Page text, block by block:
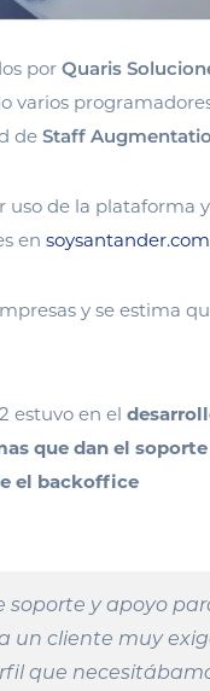
por Quaris
varios
de Staff
uso de la plataforma
en
y se estima
estuvo en el
que dan el
el backoffice
soporte y apoyo
un cliente muy
que